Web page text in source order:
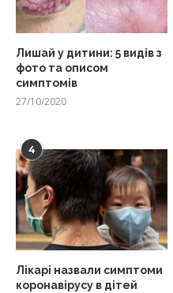
Лишай у дитини: 5 видів з
фото та описом
симптомів
27/10/2020
4
Лікарі назвали симптоми
коронавірусу в дітей